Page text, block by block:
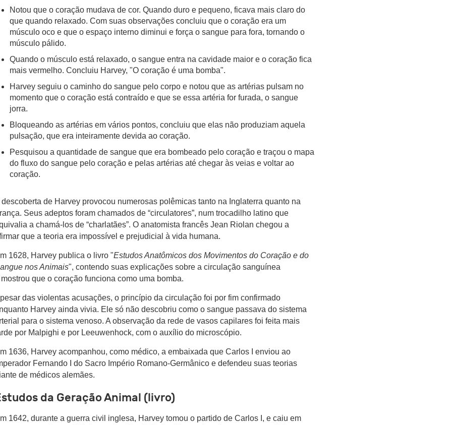
Notou que o coração mudava de cor. Quando duro e pequeno, ficava mais claro do
que quando relaxado. Com suas observações concluiu que o coração era um
músculo oco e que o espaço interno diminui e força o sangue para fora, tornando o
músculo pálido.
Quando o músculo está relaxado, o sangue entra na cavidade maior e o coração fica
mais vermelho. Concluiu Harvey, "O coração é uma bomba".
Harvey seguiu o caminho do sangue pelo corpo e notou que as artérias pulsam no
momento que o coração está contraído e que se essa artéria for furada, o sangue
jorra.
Bloqueando as artérias em vários pontos, concluiu que elas não produziam aquela
pulsação, que era inteiramente devida ao coração.
Pesquisou a quantidade de sangue que era bombeado pelo coração e traçou o mapa
do fluxo do sangue pelo coração e pelas artérias até chegar às veias e voltar ao
coração.
descoberta de Harvey provocou numerosas polêmicas tanto na Inglaterra quanto na
Seus adeptos foram chamados de “circulatores”, num trocadilho latino que
a chamá-los de “charlatães”. O anatomista francês Jean Riolan chegou a
que a teoria era impossível e prejudicial à vida humana.
1628, Harvey publica o livro "Estudos Anatômicos dos Movimentos do Coração e do
nos Animais", contendo suas explicações sobre a circulação sanguínea
mostrou que o coração funciona como uma bomba.
das violentas acusações, o princípio da circulação foi por fim confirmado
Harvey ainda vivia. Ele só não descobriu como o sangue passava do sistema
para o sistema venoso. A observação da rede de vasos capilares foi feita mais
por Malpighi e por Leeuwenhock, com o auxílio do microscópio.
1636, Harvey acompanhou, como médico, a embaixada que Carlos I enviou ao
Fernando I do Sacro Império Romano-Germânico e defendeu suas teorias
de médicos alemães.
da Geração Animal (livro)
1642, durante a guerra civil inglesa, Harvey tomou o partido de Carlos I, e caiu em